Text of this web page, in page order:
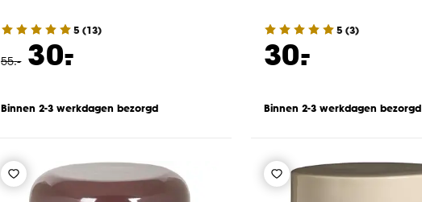
5 (13)
55.- 30.
-
Binnen 2-3 werkdagen bezorgd
5 (3)
30.
-
Binnen 2-3 werkdagen bezorgd